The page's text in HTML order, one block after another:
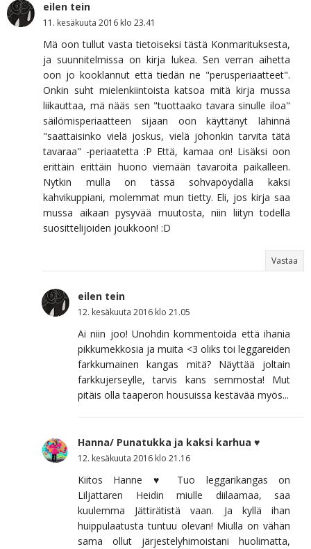
eilen tein
11. kesäkuuta 2016 klo 23.41
Mä oon tullut vasta tietoiseksi tästä Konmarituksesta,
ja suunnitelmissa on kirja lukea. Sen verran aihetta
oon jo kooklannut että tiedän ne "perusperiaatteet".
Onkin suht mielenkiintoista katsoa mitä kirja mussa
liikauttaa, mä nääs sen "tuottaako tavara sinulle iloa"
säilömisperiaatteen sijaan oon käyttänyt lähinnä
"saattaisinko vielä joskus, vielä johonkin tarvita tätä
tavaraa" -periaatetta :P Että, kamaa on! Lisäksi oon
erittäin erittäin huono viemään tavaroita paikalleen.
Nytkin mulla on tässä sohvapöydällä kaksi
kahvikuppiani, molemmat mun tietty. Eli, jos kirja saa
mussa aikaan pysyvää muutosta, niin liityn todella
suosittelijoiden joukkoon! :D
Vastaa
eilen tein
12. kesäkuuta 2016 klo 21.05
Ai niin joo! Unohdin kommentoida että ihania
pikkumekkosia ja muita <3 oliks toi leggareiden
farkkumainen kangas mitä? Näyttää joltain
farkkujerseylle, tarvis kans semmosta! Mut
pitäis olla taaperon housuissa kestävää myös...
Hanna/ Punatukka ja kaksi karhua ♥
12. kesäkuuta 2016 klo 21.16
Kiitos Hanne ♥ Tuo leggarikangas on
Liljattaren Heidin miulle diilaamaa, saa
kuulemma Jättirätistä vaan. Ja kyllä ihan
huippulaatusta tuntuu olevan! Miulla on vähän
sama ollut järjestelyhimoistani huolimatta,